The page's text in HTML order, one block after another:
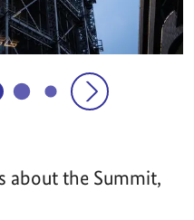
about the Summit,